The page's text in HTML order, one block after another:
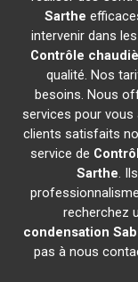
Sarthe
intervenir dans
Contrôle
qualité. Nos
besoins. Nous
services pour vous
clients satisfaits
service de
Sarthe.
recherchez
condensation
pas à nous